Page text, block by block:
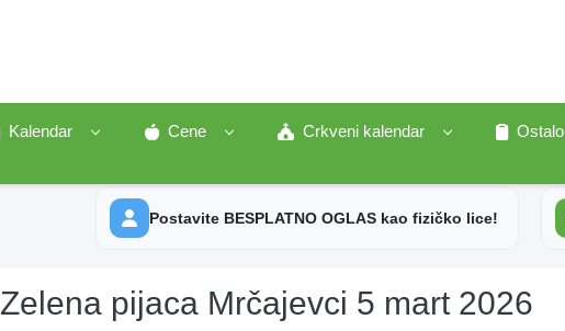
Kalendar Cene Crkveni kalendar
Ostalo
Postavite BESPLATNO OGLAS kao fizičko lice!
Zelena pijaca Mrčajevci 5 mart 2026